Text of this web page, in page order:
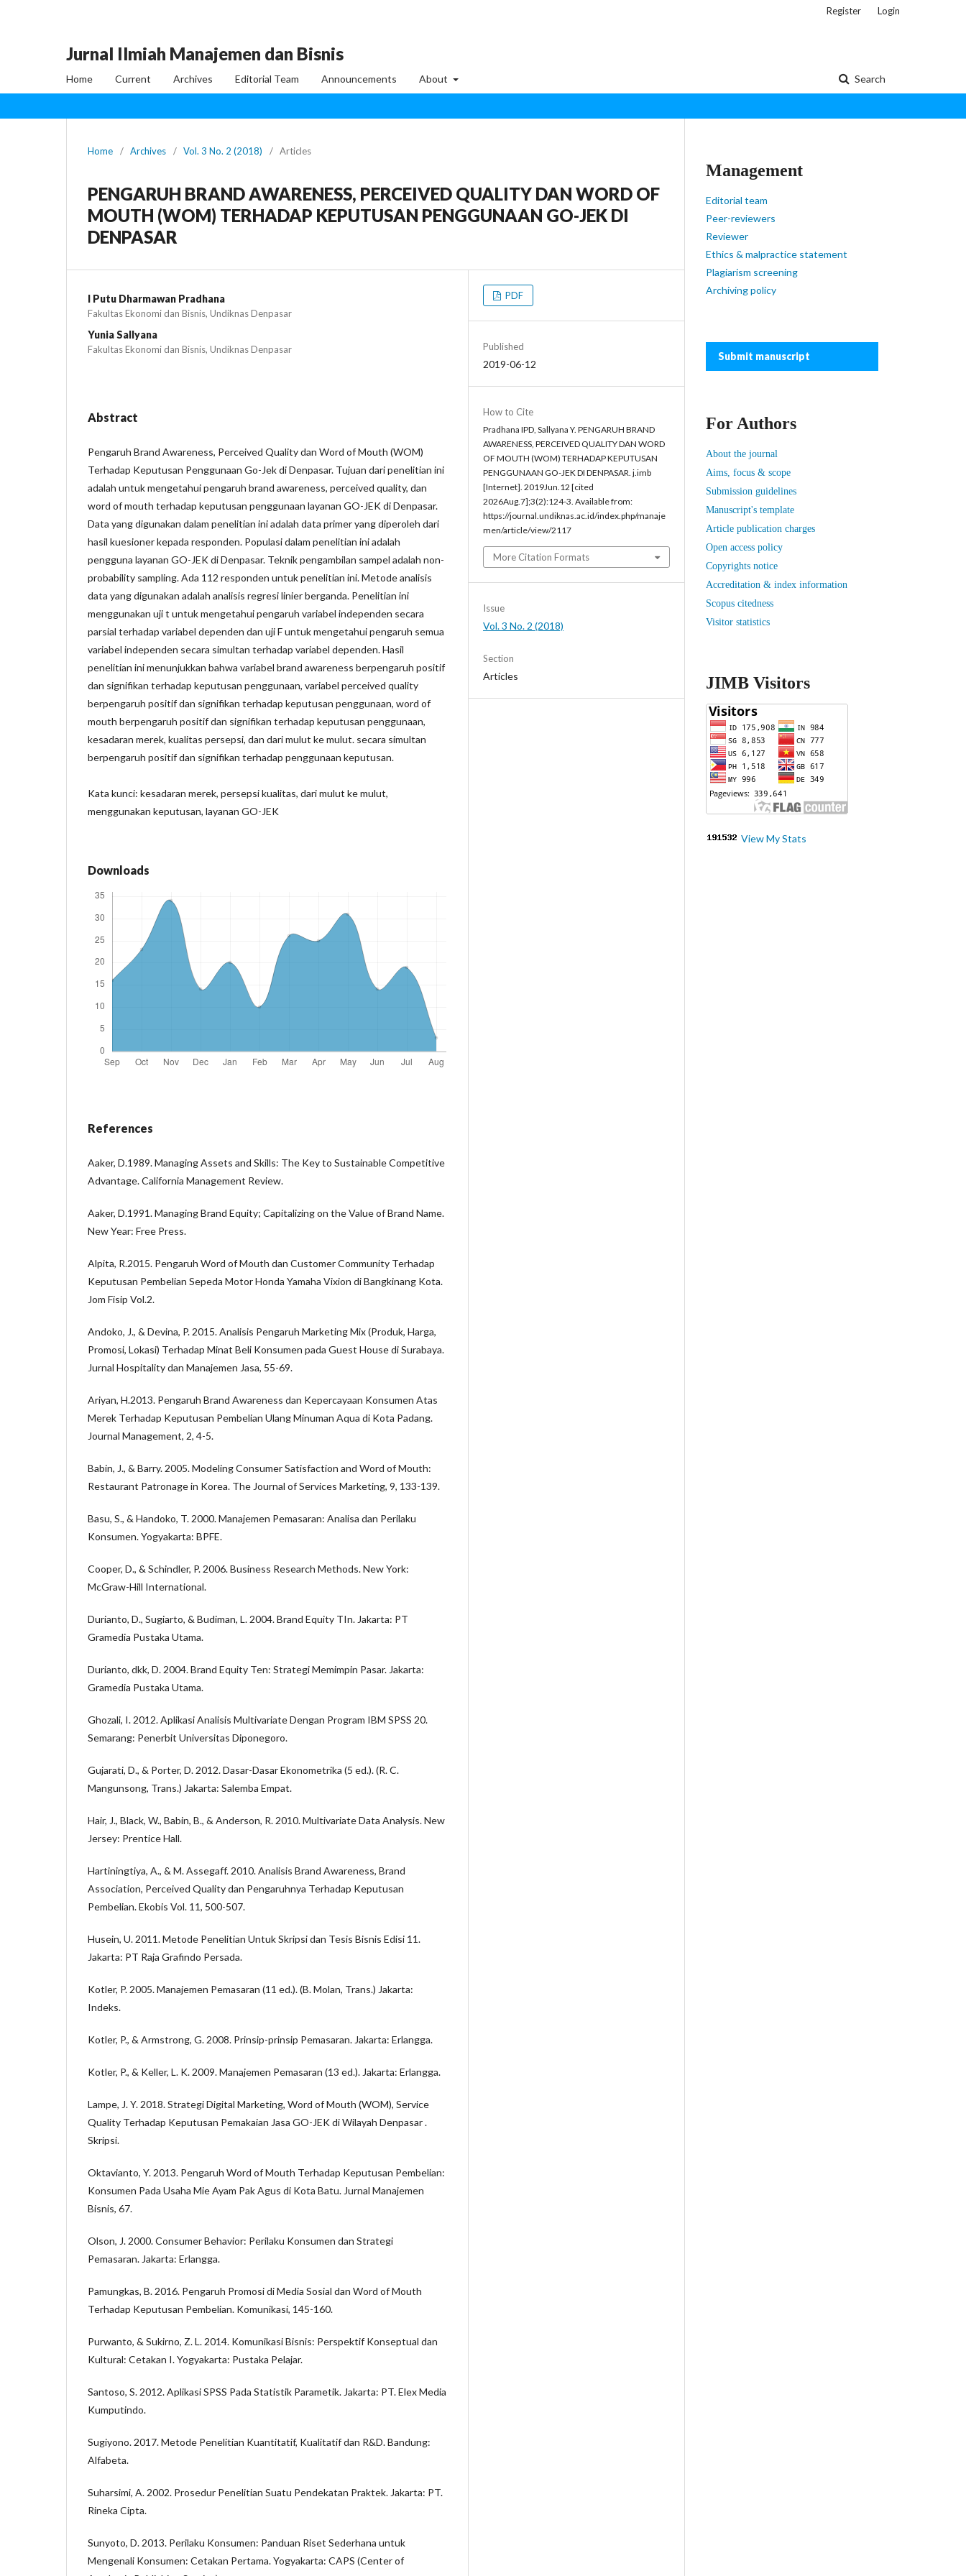
Jurnal Ilmiah Manajemen dan Bisnis
Home Current Archives Editorial Team Announcements About Search
Register Login
Home / Archives / Vol. 3 No. 2 (2018) / Articles
PENGARUH BRAND AWARENESS, PERCEIVED QUALITY DAN WORD OF
MOUTH (WOM) TERHADAP KEPUTUSAN PENGGUNAAN GO-JEK DI
DENPASAR
I Putu Dharmawan Pradhana
Fakultas Ekonomi dan Bisnis, Undiknas Denpasar
Yunia Sallyana
Fakultas Ekonomi dan Bisnis, Undiknas Denpasar
Abstract
Pengaruh Brand Awareness, Perceived Quality dan Word of Mouth (WOM)
Terhadap Keputusan Penggunaan Go-Jek di Denpasar. Tujuan dari penelitian ini
adalah untuk mengetahui pengaruh brand awareness, perceived quality, dan
word of mouth terhadap keputusan penggunaan layanan GO-JEK di Denpasar.
Data yang digunakan dalam penelitian ini adalah data primer yang diperoleh dari
hasil kuesioner kepada responden. Populasi dalam penelitian ini adalah
pengguna layanan GO-JEK di Denpasar. Teknik pengambilan sampel adalah non-
probability sampling. Ada 112 responden untuk penelitian ini. Metode analisis
data yang digunakan adalah analisis regresi linier berganda. Penelitian ini
menggunakan uji t untuk mengetahui pengaruh variabel independen secara
parsial terhadap variabel dependen dan uji F untuk mengetahui pengaruh semua
variabel independen secara simultan terhadap variabel dependen. Hasil
penelitian ini menunjukkan bahwa variabel brand awareness berpengaruh positif
dan signifikan terhadap keputusan penggunaan, variabel perceived quality
berpengaruh positif dan signifikan terhadap keputusan penggunaan, word of
mouth berpengaruh positif dan signifikan terhadap keputusan penggunaan,
kesadaran merek, kualitas persepsi, dan dari mulut ke mulut. secara simultan
berpengaruh positif dan signifikan terhadap penggunaan keputusan.
Kata kunci: kesadaran merek, persepsi kualitas, dari mulut ke mulut,
menggunakan keputusan, layanan GO-JEK
Downloads
References
Aaker, D.1989. Managing Assets and Skills: The Key to Sustainable Competitive
Advantage. California Management Review.
Aaker, D.1991. Managing Brand Equity; Capitalizing on the Value of Brand Name.
New Year: Free Press.
Alpita, R.2015. Pengaruh Word of Mouth dan Customer Community Terhadap
Keputusan Pembelian Sepeda Motor Honda Yamaha Vixion di Bangkinang Kota.
Jom Fisip Vol.2.
Andoko, J., & Devina, P. 2015. Analisis Pengaruh Marketing Mix (Produk, Harga,
Promosi, Lokasi) Terhadap Minat Beli Konsumen pada Guest House di Surabaya.
Jurnal Hospitality dan Manajemen Jasa, 55-69.
Ariyan, H.2013. Pengaruh Brand Awareness dan Kepercayaan Konsumen Atas
Merek Terhadap Keputusan Pembelian Ulang Minuman Aqua di Kota Padang.
Journal Management, 2, 4-5.
Babin, J., & Barry. 2005. Modeling Consumer Satisfaction and Word of Mouth:
Restaurant Patronage in Korea. The Journal of Services Marketing, 9, 133-139.
Basu, S., & Handoko, T. 2000. Manajemen Pemasaran: Analisa dan Perilaku
Konsumen. Yogyakarta: BPFE.
Cooper, D., & Schindler, P. 2006. Business Research Methods. New York:
McGraw-Hill International.
Durianto, D., Sugiarto, & Budiman, L. 2004. Brand Equity TIn. Jakarta: PT
Gramedia Pustaka Utama.
Durianto, dkk, D. 2004. Brand Equity Ten: Strategi Memimpin Pasar. Jakarta:
Gramedia Pustaka Utama.
Ghozali, I. 2012. Aplikasi Analisis Multivariate Dengan Program IBM SPSS 20.
Semarang: Penerbit Universitas Diponegoro.
Gujarati, D., & Porter, D. 2012. Dasar-Dasar Ekonometrika (5 ed.). (R. C.
Mangunsong, Trans.) Jakarta: Salemba Empat.
Hair, J., Black, W., Babin, B., & Anderson, R. 2010. Multivariate Data Analysis. New
Jersey: Prentice Hall.
Hartiningtiya, A., & M. Assegaff. 2010. Analisis Brand Awareness, Brand
Association, Perceived Quality dan Pengaruhnya Terhadap Keputusan
Pembelian. Ekobis Vol. 11, 500-507.
Husein, U. 2011. Metode Penelitian Untuk Skripsi dan Tesis Bisnis Edisi 11.
Jakarta: PT Raja Grafindo Persada.
Kotler, P. 2005. Manajemen Pemasaran (11 ed.). (B. Molan, Trans.) Jakarta:
Indeks.
Kotler, P., & Armstrong, G. 2008. Prinsip-prinsip Pemasaran. Jakarta: Erlangga.
Kotler, P., & Keller, L. K. 2009. Manajemen Pemasaran (13 ed.). Jakarta: Erlangga.
Lampe, J. Y. 2018. Strategi Digital Marketing, Word of Mouth (WOM), Service
Quality Terhadap Keputusan Pemakaian Jasa GO-JEK di Wilayah Denpasar .
Skripsi.
Oktavianto, Y. 2013. Pengaruh Word of Mouth Terhadap Keputusan Pembelian:
Konsumen Pada Usaha Mie Ayam Pak Agus di Kota Batu. Jurnal Manajemen
Bisnis, 67.
Olson, J. 2000. Consumer Behavior: Perilaku Konsumen dan Strategi
Pemasaran. Jakarta: Erlangga.
Pamungkas, B. 2016. Pengaruh Promosi di Media Sosial dan Word of Mouth
Terhadap Keputusan Pembelian. Komunikasi, 145-160.
Purwanto, & Sukirno, Z. L. 2014. Komunikasi Bisnis: Perspektif Konseptual dan
Kultural: Cetakan I. Yogyakarta: Pustaka Pelajar.
Santoso, S. 2012. Aplikasi SPSS Pada Statistik Parametik. Jakarta: PT. Elex Media
Kumputindo.
Sugiyono. 2017. Metode Penelitian Kuantitatif, Kualitatif dan R&D. Bandung:
Alfabeta.
Suharsimi, A. 2002. Prosedur Penelitian Suatu Pendekatan Praktek. Jakarta: PT.
Rineka Cipta.
Sunyoto, D. 2013. Perilaku Konsumen: Panduan Riset Sederhana untuk
Mengenali Konsumen: Cetakan Pertama. Yogyakarta: CAPS (Center of
PDF
Published
2019-06-12
How to Cite
Pradhana IPD, Sallyana Y. PENGARUH BRAND
AWARENESS, PERCEIVED QUALITY DAN WORD
OF MOUTH (WOM) TERHADAP KEPUTUSAN
PENGGUNAAN GO-JEK DI DENPASAR. j.imb
[Internet]. 2019Jun.12 [cited
2026Aug.7];3(2):124-3. Available from:
https://journal.undiknas.ac.id/index.php/manaje
men/article/view/2117
More Citation Formats
Issue
Vol. 3 No. 2 (2018)
Section
Articles
Management
Editorial team
Peer-reviewers
Reviewer
Ethics & malpractice statement
Plagiarism screening
Archiving policy
Submit manuscript
For Authors
About the journal
Aims, focus & scope
Submission guidelines
Manuscript's template
Article publication charges
Open access policy
Copyrights notice
Accreditation & index information
Scopus citedness
Visitor statistics
JIMB Visitors
View My Stats